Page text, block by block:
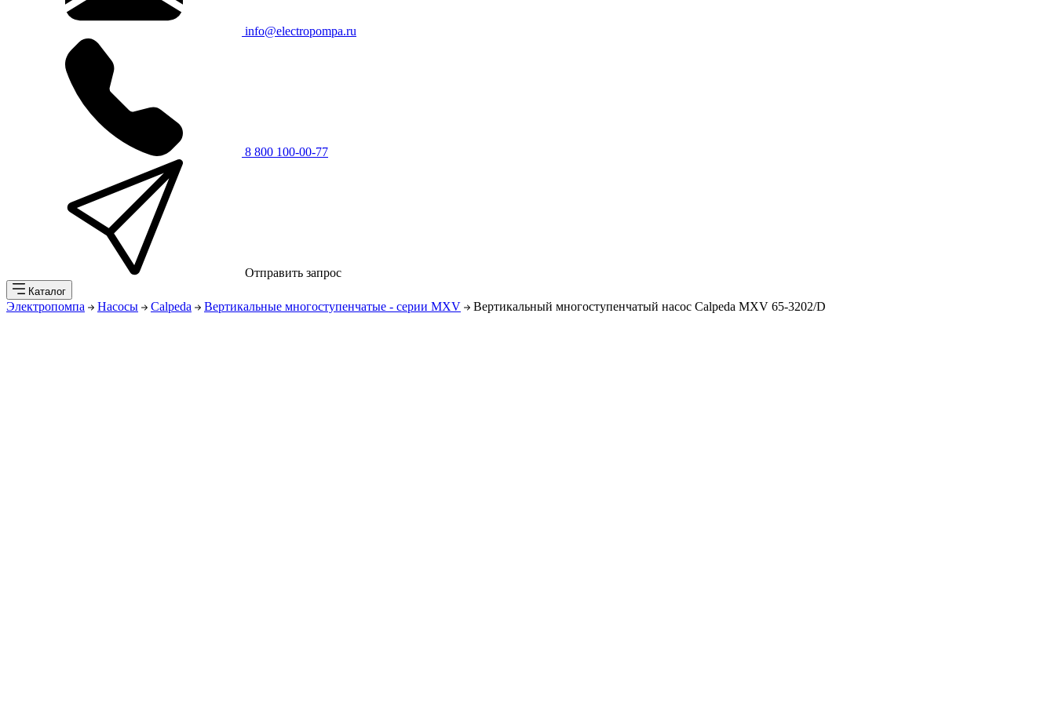
info@electropompa.ru
8 800 100-00-77
Отправить запрос
Каталог
Электропомпа Насосы Calpeda Вертикальные многоступенчатые - серии MXV Вертикальный многоступенчатый насос Calpeda MXV 65-3202/D